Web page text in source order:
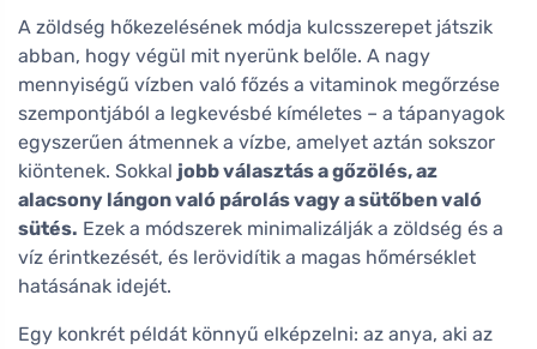
A zöldség hőkezelésének módja kulcsszerepet játszik
abban, hogy végül mit nyerünk belőle. A nagy
mennyiségű vízben való főzés a vitaminok megőrzése
szempontjából a legkevésbé kíméletes – a tápanyagok
egyszerűen átmennek a vízbe, amelyet aztán sokszor
kiöntenek. Sokkal jobb választás a gőzölés, az
alacsony lángon való párolás vagy a sütőben való
sütés. Ezek a módszerek minimalizálják a zöldség és a
víz érintkezését, és lerövidítik a magas hőmérséklet
hatásának idejét.
Egy konkrét példát könnyű elképzelni: az anya, aki az